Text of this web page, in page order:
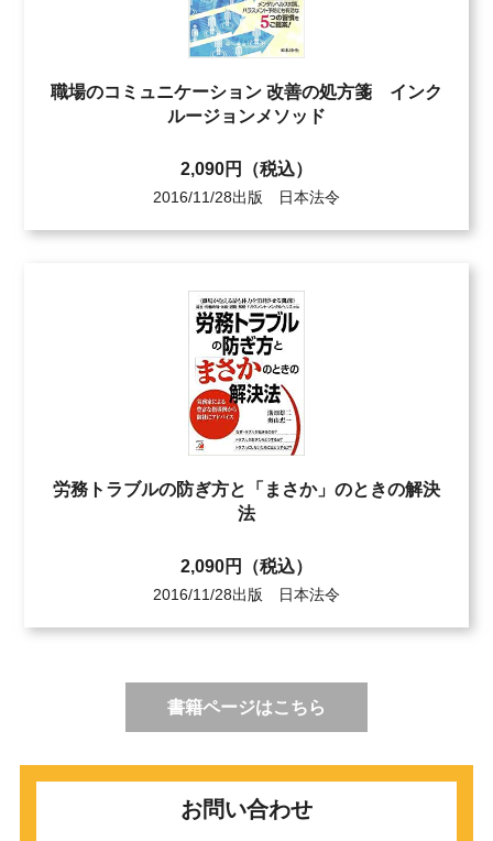
職場のコミュニケーション 改善の処方箋 インク
ルージョンメソッド
2,090円（税込）
2016/11/28出版 日本法令
労務トラブルの防ぎ方と「まさか」のときの解決
法
2,090円（税込）
2016/11/28出版 日本法令
書籍ページはこちら
お問い合わせ